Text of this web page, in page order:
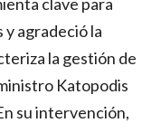
agradeció la
la gestión de
Katopodis
su intervención,